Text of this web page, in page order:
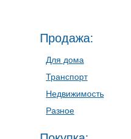
Продажа:
Для дома
Транспорт
Недвижимость
Разное